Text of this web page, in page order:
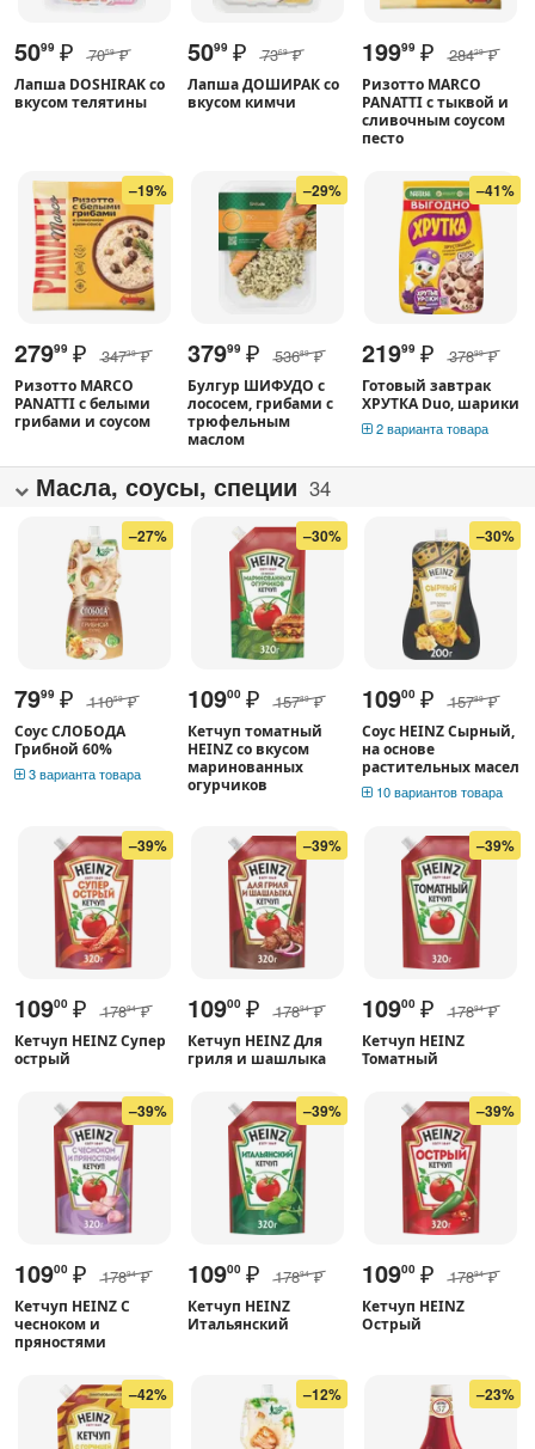
5099 ₽ 7059 ₽
Лапша DOSHIRAK со
вкусом телятины
5099 ₽ 7369 ₽
Лапша ДОШИРАК со
вкусом кимчи
19999 ₽ 28429 ₽
Ризотто MARCO
PANATTI с тыквой и
сливочным соусом
песто
–19%
27999 ₽ 34739 ₽
Ризотто MARCO
PANATTI с белыми
грибами и соусом
–29%
37999 ₽ 53689 ₽
Булгур ШИФУДО с
лососем, грибами с
трюфельным
маслом
–41%
21999 ₽ 37899 ₽
Готовый завтрак
ХРУТКА Duo, шарики
2 варианта товара
Масла, соусы, специи 34
–27%
7999 ₽ 11059 ₽
Соус СЛОБОДА
Грибной 60%
3 варианта товара
–30%
10900 ₽ 15789 ₽
Кетчуп томатный
HEINZ со вкусом
маринованных
огурчиков
–30%
10900 ₽ 15789 ₽
Соус HEINZ Сырный,
на основе
растительных масел
10 вариантов товара
–39%
10900 ₽ 17894 ₽
Кетчуп HEINZ Супер
острый
–39%
10900 ₽ 17894 ₽
Кетчуп HEINZ Для
гриля и шашлыка
–39%
10900 ₽ 17894 ₽
Кетчуп HEINZ
Томатный
–39%
10900 ₽ 17894 ₽
Кетчуп HEINZ С
чесноком и
пряностями
–39%
10900 ₽ 17894 ₽
Кетчуп HEINZ
Итальянский
–39%
10900 ₽ 17894 ₽
Кетчуп HEINZ
Острый
–42% –12% –23%